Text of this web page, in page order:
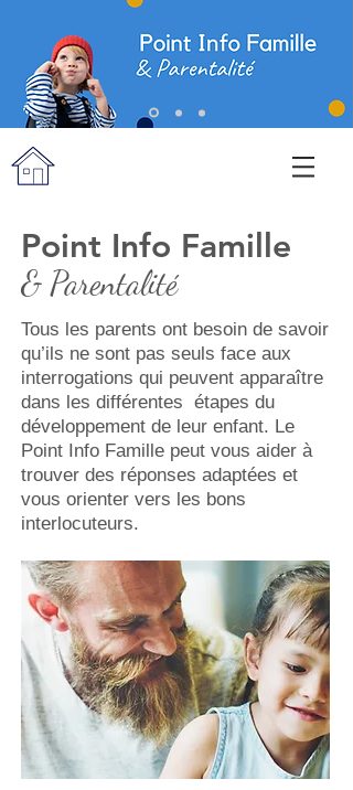
Point Info Famille
& Parentalité
Tous les parents ont besoin de savoir
qu’ils ne sont pas seuls face aux
interrogations qui peuvent apparaître
dans les différentes étapes du
développement de leur enfant. Le
Point Info Famille peut vous aider à
trouver des réponses adaptées et
vous orienter vers les bons
interlocuteurs.